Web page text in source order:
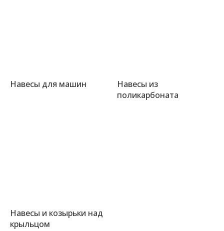
Навесы для машин
Навесы из
поликарбоната
Навесы и козырьки над
крыльцом